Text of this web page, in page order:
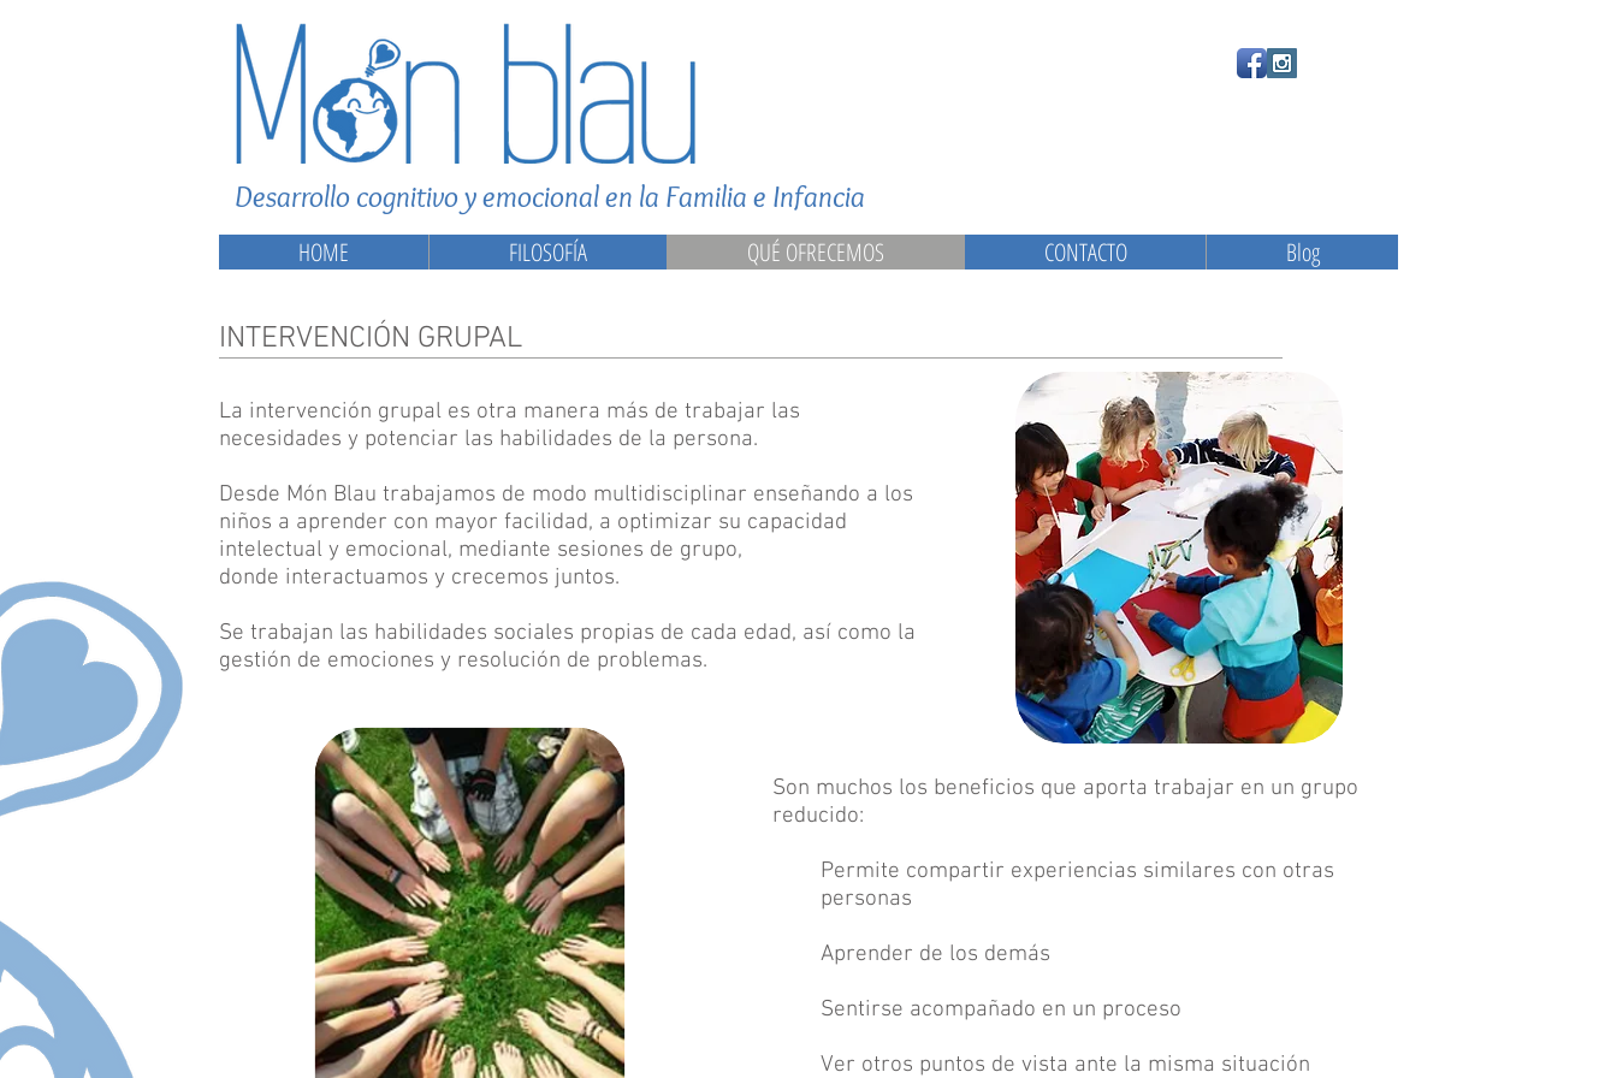
Desarrollo cognitivo y emocional en la Familia e Infancia
HOME FILOSOFÍA QUÉ OFRECEMOS CONTACTO Blog
INTERVENCIÓN GRUPAL
La intervención grupal es otra manera más de trabajar las
necesidades y potenciar las habilidades de la persona.
Desde Món Blau trabajamos de modo multidisciplinar enseñando a los
niños a aprender con mayor facilidad, a optimizar su capacidad
intelectual y emocional, mediante sesiones de grupo,
donde interactuamos y crecemos juntos.
Se trabajan las habilidades sociales propias de cada edad, así como la
gestión de emociones y resolución de problemas.
Son muchos los beneficios que aporta trabajar en un grupo
reducido:
Permite compartir experiencias similares con otras
personas
Aprender de los demás
Sentirse acompañado en un proceso
Ver otros puntos de vista ante la misma situación